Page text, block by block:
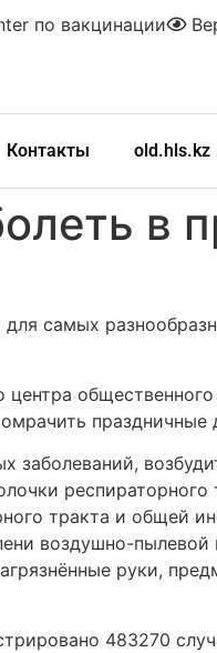
по вакцинации
Контакты old.hls.kz
в
самых
центра
праздничные
тракта и общей
воздушно-пылевой
руки,
483270